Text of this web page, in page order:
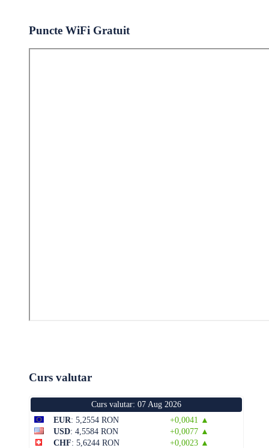
Puncte WiFi Gratuit
Curs valutar
Curs valutar: 07 Aug 2026
EUR: 5,2554 RON
+0,0041 ▲
USD: 4,5584 RON
+0,0077 ▲
CHF: 5,6244 RON
+0,0023 ▲